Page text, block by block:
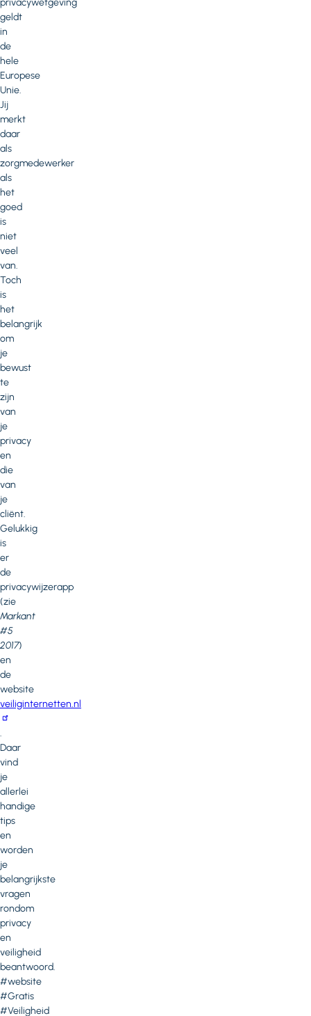
privacywetgeving
geldt
in
de
hele
Europese
Unie.
Jij
merkt
daar
als
zorgmedewerker
als
het
goed
is
niet
veel
van.
Toch
is
het
belangrijk
om
je
bewust
te
zijn
van
je
privacy
en
die
van
je
cliënt.
Gelukkig
is
er
de
privacywijzerapp
(zie
Markant
#5
2017)
en
de
website
veiliginternetten.nl
.
Daar
vind
je
allerlei
handige
tips
en
worden
je
belangrijkste
vragen
rondom
privacy
en
veiligheid
beantwoord.
#website
#Gratis
#Veiligheid